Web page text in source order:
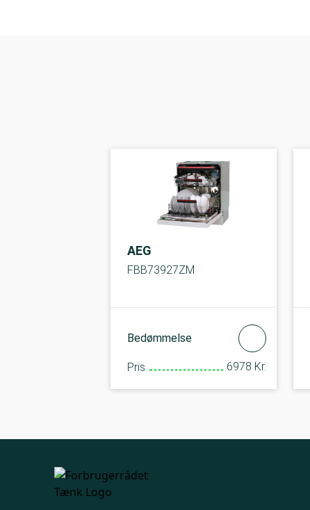
AEG
FBB73927ZM
Bedømmelse
Pris 6978 Kr.